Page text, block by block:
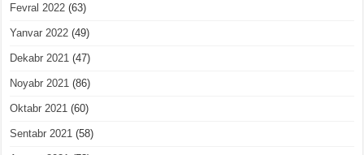
Fevral 2022 (63)
Yanvar 2022 (49)
Dekabr 2021 (47)
Noyabr 2021 (86)
Oktabr 2021 (60)
Sentabr 2021 (58)